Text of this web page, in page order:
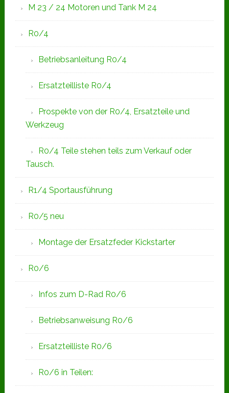
M 23 / 24 Motoren und Tank M 24
R0/4
Betriebsanleitung R0/4
Ersatzteilliste R0/4
Prospekte von der R0/4, Ersatzteile und
Werkzeug
R0/4 Teile stehen teils zum Verkauf oder
Tausch.
R1/4 Sportausführung
R0/5 neu
Montage der Ersatzfeder Kickstarter
R0/6
Infos zum D-Rad R0/6
Betriebsanweisung R0/6
Ersatzteilliste R0/6
R0/6 in Teilen: